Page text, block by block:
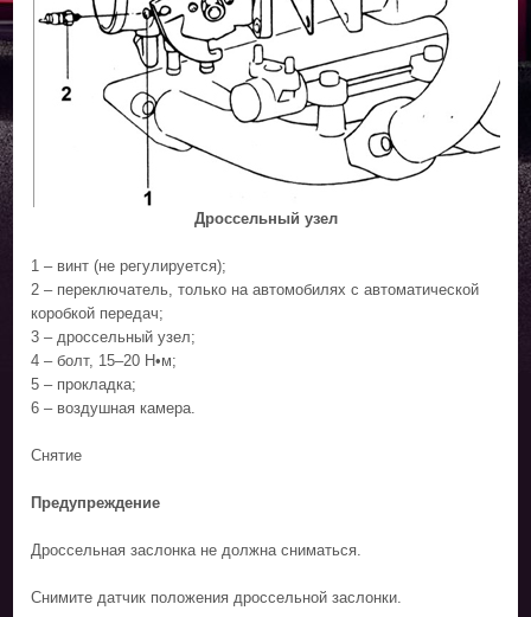
Дроссельный узел
1 – винт (не регулируется);
2 – переключатель, только на автомобилях с автоматической
коробкой передач;
3 – дроссельный узел;
4 – болт, 15–20 Н•м;
5 – прокладка;
6 – воздушная камера.
Снятие
Предупреждение
Дроссельная заслонка не должна сниматься.
Снимите датчик положения дроссельной заслонки.